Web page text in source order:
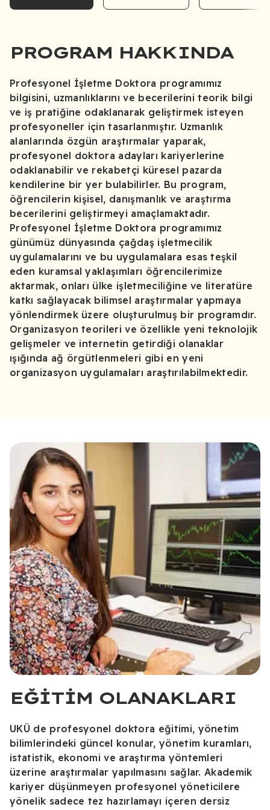
PROGRAM HAKKINDA
Profesyonel İşletme Doktora programımız
bilgisini, uzmanlıklarını ve becerilerini teorik bilgi
ve iş pratiğine odaklanarak geliştirmek isteyen
profesyoneller için tasarlanmıştır. Uzmanlık
alanlarında özgün araştırmalar yaparak,
profesyonel doktora adayları kariyerlerine
odaklanabilir ve rekabetçi küresel pazarda
kendilerine bir yer bulabilirler. Bu program,
öğrencilerin kişisel, danışmanlık ve araştırma
becerilerini geliştirmeyi amaçlamaktadır.
Profesyonel İşletme Doktora programımız
günümüz dünyasında çağdaş işletmecilik
uygulamalarını ve bu uygulamalara esas teşkil
eden kuramsal yaklaşımları öğrencilerimize
aktarmak, onları ülke işletmeciliğine ve literatüre
katkı sağlayacak bilimsel araştırmalar yapmaya
yönlendirmek üzere oluşturulmuş bir programdır.
Organizasyon teorileri ve özellikle yeni teknolojik
gelişmeler ve internetin getirdiği olanaklar
ışığında ağ örgütlenmeleri gibi en yeni
organizasyon uygulamaları araştırılabilmektedir.
EĞITIM OLANAKLARI
UKÜ de profesyonel doktora eğitimi, yönetim
bilimlerindeki güncel konular, yönetim kuramları,
istatistik, ekonomi ve araştırma yöntemleri
üzerine araştırmalar yapılmasını sağlar. Akademik
kariyer düşünmeyen profesyonel yöneticilere
yönelik sadece tez hazırlamayı içeren dersiz